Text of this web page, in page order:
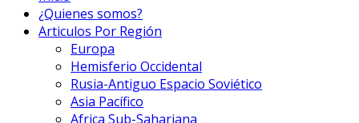
¿Quienes somos?
Articulos Por Región
Europa
Hemisferio Occidental
Rusia-Antiguo Espacio Soviético
Asia Pacífico
Africa Sub-Sahariana